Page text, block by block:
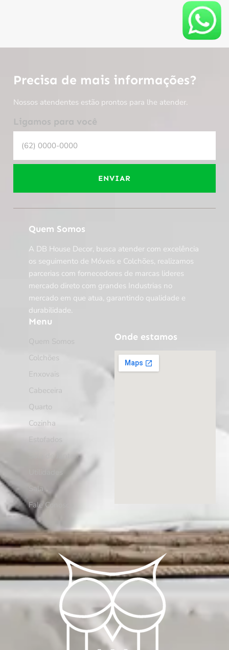
Precisa de mais informações?
Nossos atendentes estão prontos para lhe atender.
Ligamos para você
ENVIAR
Quem Somos
A DB House Decor, busca atender com excelência
os seguimento de Móveis e Colchões, realizamos
parcerias com fornecedores de marcas lideres
mercado direto com grandes Industrias no
mercado em que atua, garantindo qualidade e
durabilidade.
Menu
Colchões
Enxovais
Cabeceira
Quarto
Cozinha
Estofados
Sala de Jantar
Utilidades
Sala
Fale Conosco
Onde estamos